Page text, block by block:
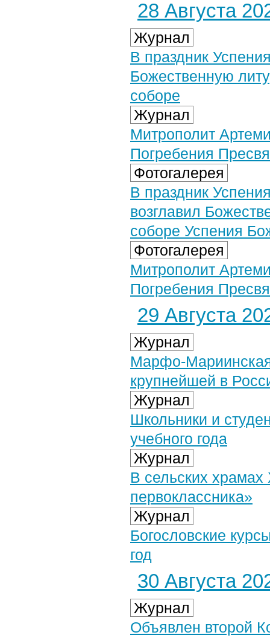
28 Августа
Журнал
В праздник
Божественную
соборе
Журнал
Митрополит
Погребения
Фотогалерея
В праздник
возглавил
соборе Успения
Фотогалерея
Митрополит
Погребения
29 Августа
Журнал
Марфо-Мариинская
крупнейшей в
Журнал
Школьники и
учебного года
Журнал
В сельских
первоклассника»
Журнал
Богословские
год
30 Августа
Журнал
Объявлен второй